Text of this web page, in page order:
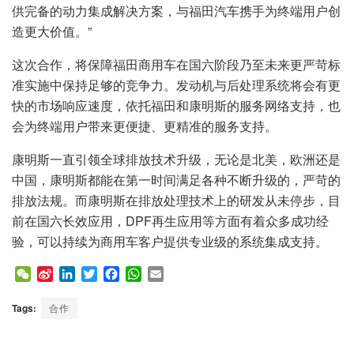
供完备的动力集成解决方案，与福田汽车携手为终端用户创
造更大价值。”
这次合作，将保障福田商用车在国六阶段乃至未来更严苛标
准实施中保持足够的竞争力。发动机与后处理系统将会有更
快的市场响应速度，依托福田和康明斯的服务网络支持，也
会为终端用户带来更便捷、更精准的服务支持。
康明斯一直引领全球排放技术升级，无论是北美，欧洲还是
中国，康明斯都能在第一时间满足各种不断升级的，严苛的
排放法规。而康明斯在排放处理技术上的研发从未停步，目
前在国六长效应用，DPF再生应用等方面有着众多成功经
验，可以持续为商用车客户提供专业级的系统集成支持。
W
C
S
n
L
T
F
W
Tags: 合作